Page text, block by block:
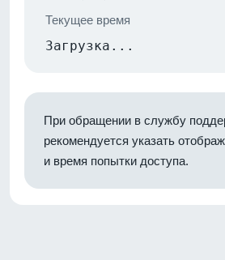
Текущее время
Загрузка...
При обращении в службу
рекомендуется указать
и время попытки доступа.